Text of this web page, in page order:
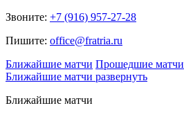
Звоните: +7 (916) 957-27-28
Пишите: office@fratria.ru
Ближайшие матчи Прошедшие матчи
Ближайшие матчи развернуть
Ближайшие матчи